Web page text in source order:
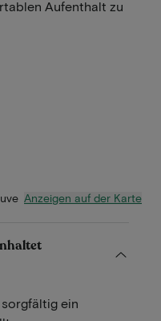
Aufenthalt zu
Anzeigen auf der Karte
ein